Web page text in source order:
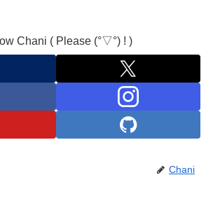
Chani ( Please (°▽°) ! )
Chani